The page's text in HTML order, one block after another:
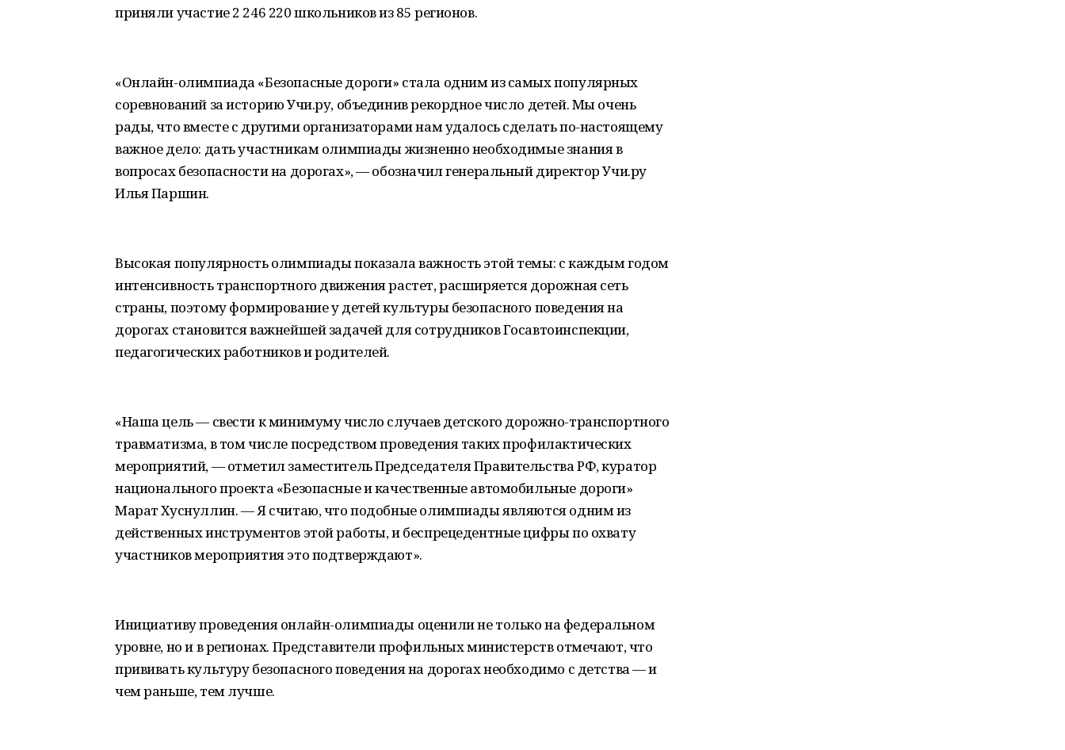
приняли участие 2 246 220 школьников из 85 регионов.
«Онлайн-олимпиада «Безопасные дороги» стала одним из самых популярных
соревнований за историю Учи.ру, объединив рекордное число детей. Мы очень
рады, что вместе с другими организаторами нам удалось сделать по-настоящему
важное дело: дать участникам олимпиады жизненно необходимые знания в
вопросах безопасности на дорогах», — обозначил генеральный директор Учи.ру
Илья Паршин.
Высокая популярность олимпиады показала важность этой темы: с каждым годом
интенсивность транспортного движения растет, расширяется дорожная сеть
страны, поэтому формирование у детей культуры безопасного поведения на
дорогах становится важнейшей задачей для сотрудников Госавтоинспекции,
педагогических работников и родителей.
«Наша цель ― свести к минимуму число случаев детского дорожно-транспортного
травматизма, в том числе посредством проведения таких профилактических
мероприятий, ― отметил заместитель Председателя Правительства РФ, куратор
национального проекта «Безопасные и качественные автомобильные дороги»
Марат Хуснуллин. ― Я считаю, что подобные олимпиады являются одним из
действенных инструментов этой работы, и беспрецедентные цифры по охвату
участников мероприятия это подтверждают».
Инициативу проведения онлайн-олимпиады оценили не только на федеральном
уровне, но и в регионах. Представители профильных министерств отмечают, что
прививать культуру безопасного поведения на дорогах необходимо с детства — и
чем раньше, тем лучше.